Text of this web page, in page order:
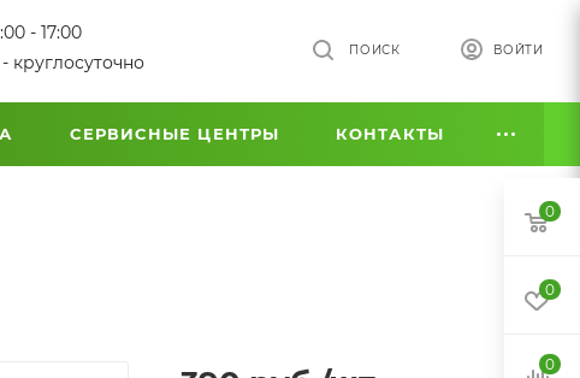
- 17:00
круглосуточно
ВОЙТИ
ПОИСК
СЕРВИСНЫЕ ЦЕНТРЫ КОНТАКТЫ
0
0
0